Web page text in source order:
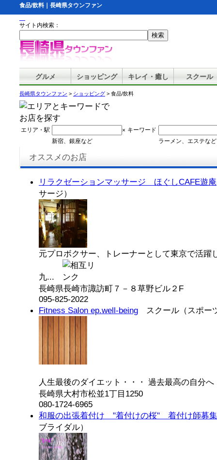
食品/飲料｜長崎県タウンファン
サイト内検索：
グルメ ショッピング キレイ・癒し スクール
長崎県タウンファン > ショッピング > 食品/飲料
エリア・駅 × キーワード
新宿、銀座など
ラーメン、エステなど
オススメのお店
リラクゼーションマッサージ ほぐしCAFE遊庵
サージ）
元プロボクサー、トレーナーとして東京で活躍
九...
長崎県長崎市諏訪町７－８草野ビル２F
095-825-2022
Fitness Salon ep.well-being スクール（スポー
人生最後のダイエット・・・ 過去最高の自分
長崎県大村市松並1丁目1250
080-1724-6965
和服の出張着付け "着付けの桜" 着付け師募
ブライダル）